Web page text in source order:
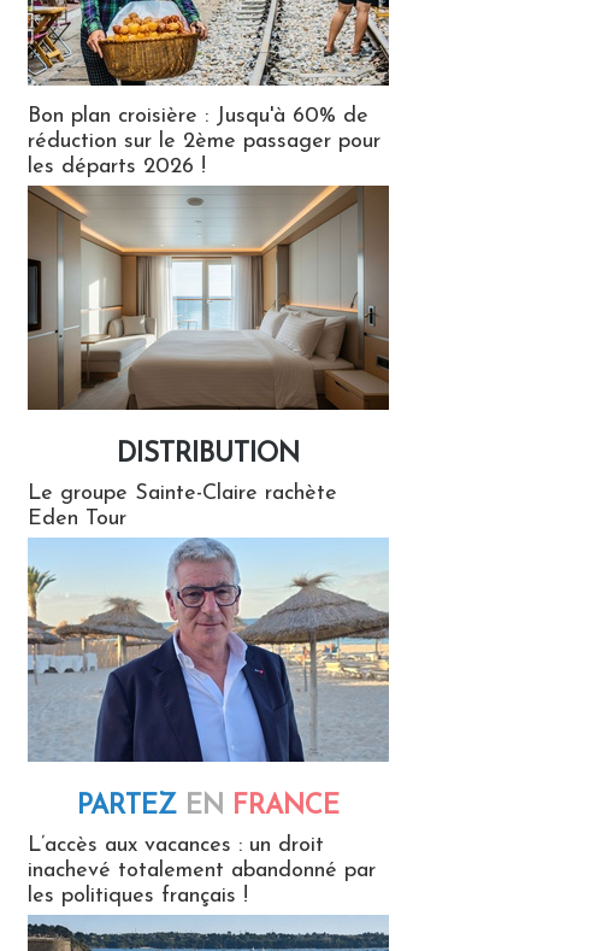
Bon plan croisière : Jusqu'à 60% de
réduction sur le 2ème passager pour
les départs 2026 !
DISTRIBUTION
Le groupe Sainte-Claire rachète
Eden Tour
PARTEZ EN FRANCE
L’accès aux vacances : un droit
inachevé totalement abandonné par
les politiques français !